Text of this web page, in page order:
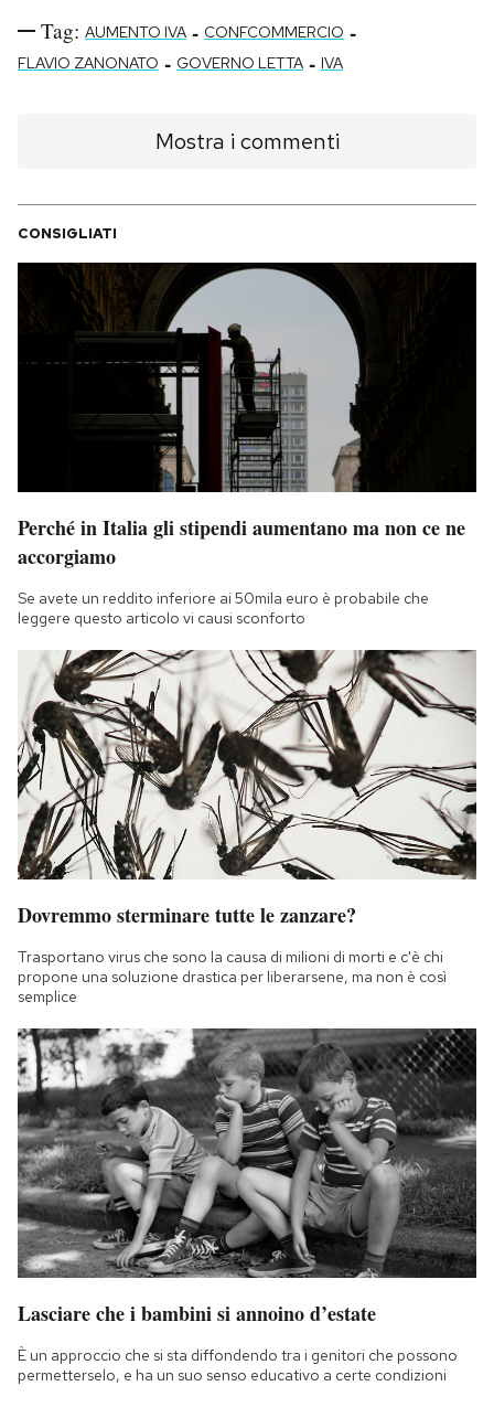
Esci
Tag: AUMENTO IVA - CONFCOMMERCIO -
FLAVIO ZANONATO - GOVERNO LETTA - IVA
Mostra i commenti
CONSIGLIATI
Perché in Italia gli stipendi aumentano ma non ce ne
accorgiamo
Se avete un reddito inferiore ai 50mila euro è probabile che
leggere questo articolo vi causi sconforto
Dovremmo sterminare tutte le zanzare?
Trasportano virus che sono la causa di milioni di morti e c'è chi
propone una soluzione drastica per liberarsene, ma non è così
semplice
Lasciare che i bambini si annoino d’estate
È un approccio che si sta diffondendo tra i genitori che possono
permetterselo, e ha un suo senso educativo a certe condizioni